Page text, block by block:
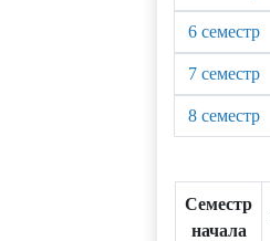
6 семестр
7 семестр
8 семестр
Семестр
начала